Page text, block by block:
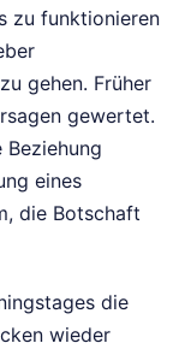
zu funktionieren
gehen. Früher
gewertet.
eines
die Botschaft
die
wieder